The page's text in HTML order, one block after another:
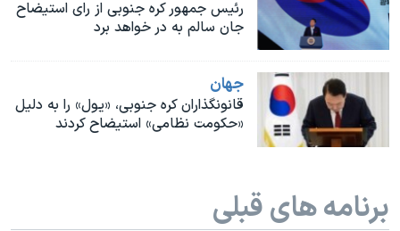
نرگس محمدی برنده جایزه نوبل صلح
صفحه‌های ویژه
سفر پرزیدنت ترامپ به چین
رئیس جمهور کره جنوبی از رای استیضاح
جان سالم به در خواهد برد
جهان
قانونگذاران کره جنوبی، «یول» را به دلیل
«حکومت نظامی» استیضاح کردند
برنامه های قبلی